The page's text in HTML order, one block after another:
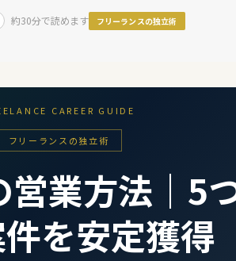
約30分で読めます フリーランスの独立術
CAREER GUIDE
フリーランスの独立術
営業方法｜5
を安定獲得